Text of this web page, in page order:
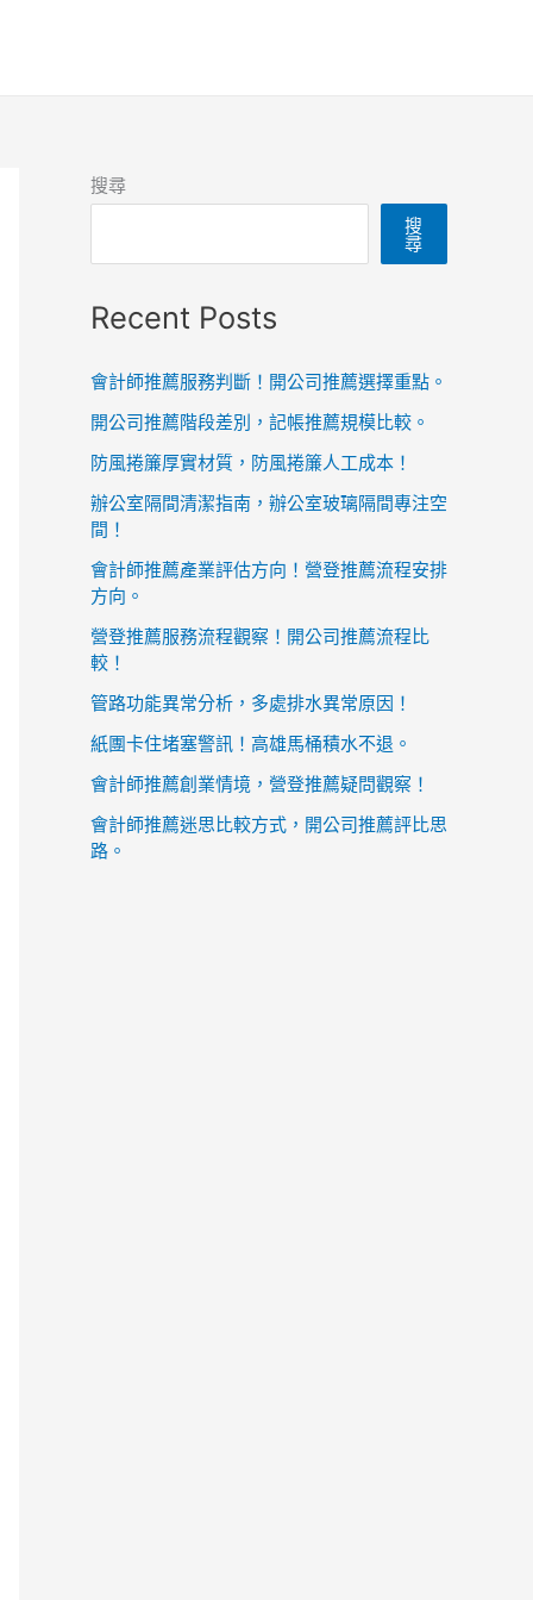
搜尋
搜
尋
Recent Posts
會計師推薦服務判斷！開公司推薦選擇重點。
開公司推薦階段差別，記帳推薦規模比較。
防風捲簾厚實材質，防風捲簾人工成本！
辦公室隔間清潔指南，辦公室玻璃隔間專注空
間！
會計師推薦產業評估方向！營登推薦流程安排
方向。
營登推薦服務流程觀察！開公司推薦流程比
較！
管路功能異常分析，多處排水異常原因！
紙團卡住堵塞警訊！高雄馬桶積水不退。
會計師推薦創業情境，營登推薦疑問觀察！
會計師推薦迷思比較方式，開公司推薦評比思
路。